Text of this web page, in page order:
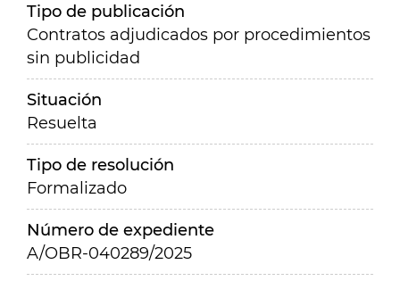
Tipo de publicación
Contratos adjudicados por procedimientos
sin publicidad
Situación
Resuelta
Tipo de resolución
Formalizado
Número de expediente
A/OBR-040289/2025